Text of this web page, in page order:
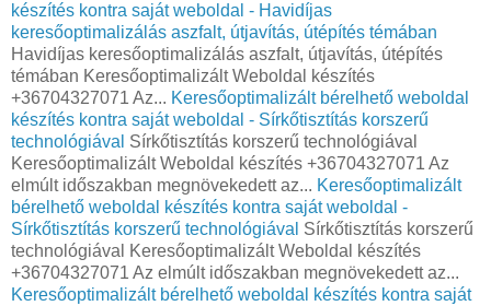
készítés kontra saját weboldal - Havidíjas
keresőoptimalizálás aszfalt, útjavítás, útépítés témában
Havidíjas keresőoptimalizálás aszfalt, útjavítás, útépítés
témában Keresőoptimalizált Weboldal készítés
+36704327071 Az... Keresőoptimalizált bérelhető weboldal
készítés kontra saját weboldal - Sírkőtisztítás korszerű
technológiával Sírkőtisztítás korszerű technológiával
Keresőoptimalizált Weboldal készítés +36704327071 Az
elmúlt időszakban megnövekedett az... Keresőoptimalizált
bérelhető weboldal készítés kontra saját weboldal -
Sírkőtisztítás korszerű technológiával Sírkőtisztítás korszerű
technológiával Keresőoptimalizált Weboldal készítés
+36704327071 Az elmúlt időszakban megnövekedett az...
Keresőoptimalizált bérelhető weboldal készítés kontra saját